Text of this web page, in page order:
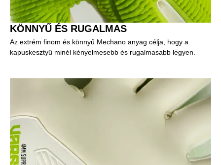
KÖNNYŰ ÉS RUGALMAS
Az extrém finom és könnyű Mechano anyag célja, hogy a
kapuskesztyű minél kényelmesebb és rugalmasabb legyen.